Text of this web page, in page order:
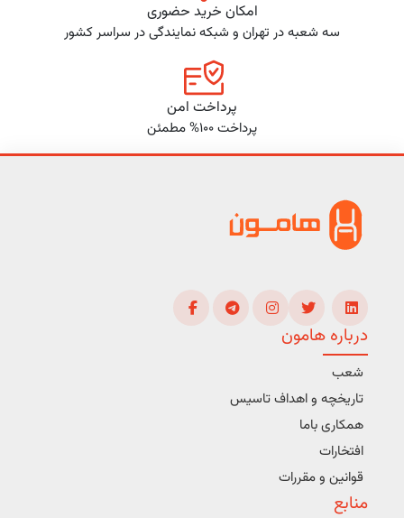
امکان خرید حضوری
سه شعبه در تهران و شبکه نمایندگی در سراسر کشور
پرداخت امن
پرداخت 100% مطمئن
درباره هامون
شعب
تاریخچه و اهداف تاسیس
همکاری باما
افتخارات
قوانین و مقررات
منابع